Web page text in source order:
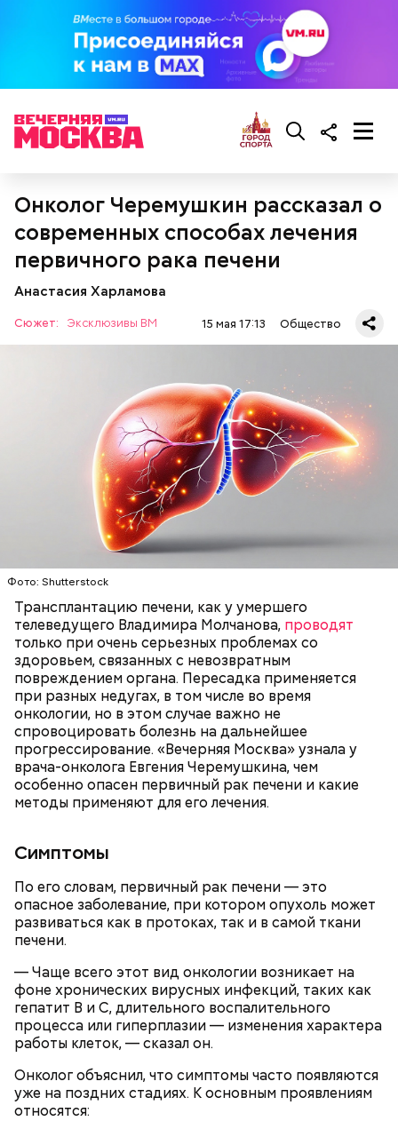
Онколог Черемушкин рассказал о
современных способах лечения
первичного рака печени
Анастасия Харламова
Сюжет: Эксклюзивы ВМ 15 мая 17:13 Общество
Фото: Shutterstock
Трансплантацию печени, как у умершего
телеведущего Владимира Молчанова, проводят
только при очень серьезных проблемах со
здоровьем, связанных с невозвратным
повреждением органа. Пересадка применяется
при разных недугах, в том числе во время
онкологии, но в этом случае важно не
спровоцировать болезнь на дальнейшее
прогрессирование. «Вечерняя Москва» узнала у
врача-онколога Евгения Черемушкина, чем
особенно опасен первичный рак печени и какие
методы применяют для его лечения.
Симптомы
По его словам, первичный рак печени — это
опасное заболевание, при котором опухоль может
развиваться как в протоках, так и в самой ткани
печени.
— Чаще всего этот вид онкологии возникает на
фоне хронических вирусных инфекций, таких как
гепатит B и C, длительного воспалительного
процесса или гиперплазии — изменения характера
работы клеток, — сказал он.
Онколог объяснил, что симптомы часто появляются
уже на поздних стадиях. К основным проявлениям
относятся: